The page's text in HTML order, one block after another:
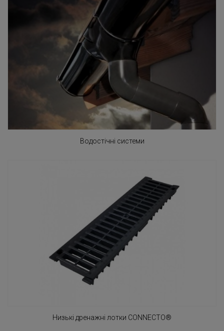
Водостічні системи
Низькі дренажні лотки CONNECTO®